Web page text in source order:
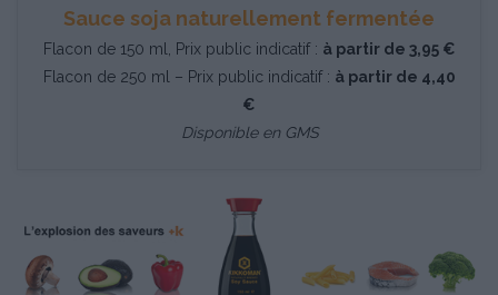
Sauce soja naturellement fermentée
Flacon de 150 ml, Prix public indicatif : à partir de 3,95 €
Flacon de 250 ml – Prix public indicatif : à partir de 4,40
€
Disponible en GMS